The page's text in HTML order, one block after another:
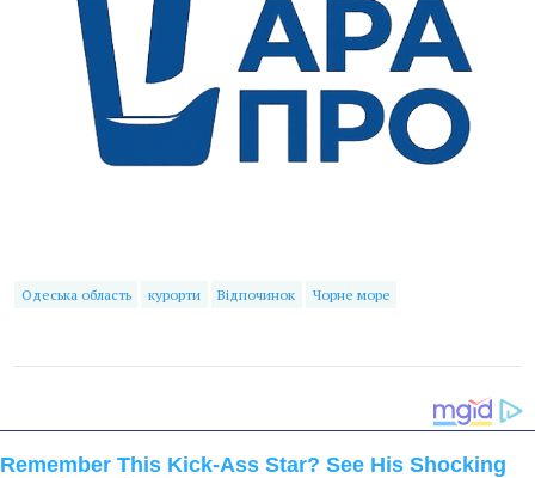
Одеська область курорти Відпочинок Чорне море